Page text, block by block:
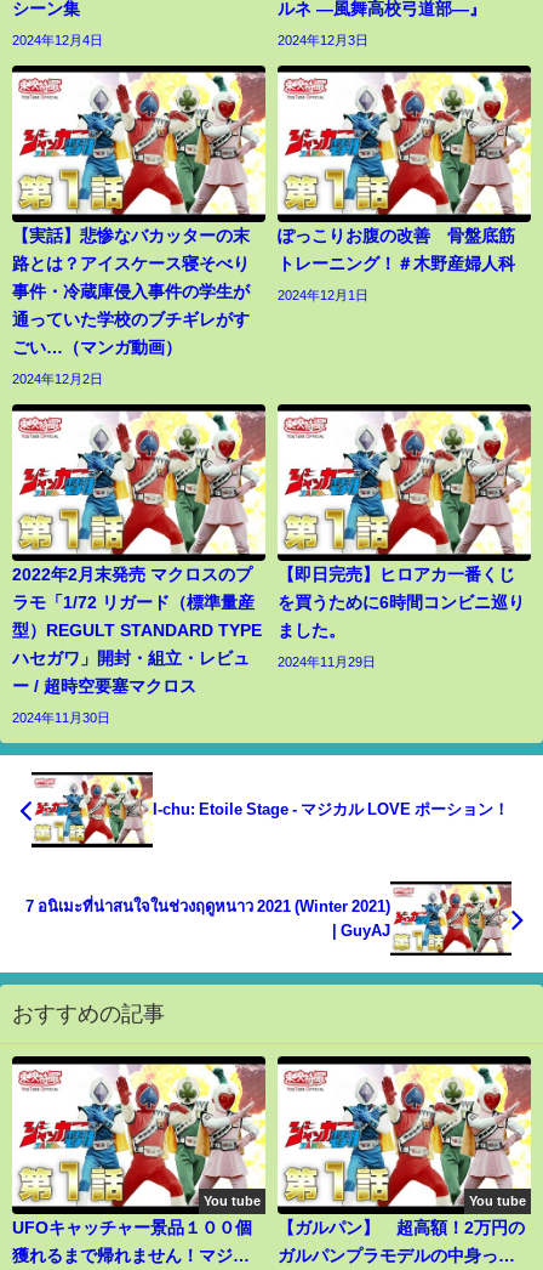
シーン集
2024年12月4日
ルネ ―風舞高校弓道部―』
2024年12月3日
【実話】悲惨なバカッターの末
路とは？アイスケース寝そべり
事件・冷蔵庫侵入事件の学生が
通っていた学校のブチギレがす
ごい…（マンガ動画）
2024年12月2日
ぽっこりお腹の改善 骨盤底筋
トレーニング！＃木野産婦人科
2024年12月1日
2022年2月末発売 マクロスのプ
ラモ「1/72 リガード（標準量産
型）REGULT STANDARD TYPE
ハセガワ」開封・組立・レビュ
ー / 超時空要塞マクロス
2024年11月30日
【即日完売】ヒロアカ一番くじ
を買うために6時間コンビニ巡り
ました。
2024年11月29日
I-chu: Etoile Stage - マジカル LOVE ポーション！
7 อนิเมะที่น่าสนใจในช่วงฤดูหนาว 2021 (Winter 2021)
| GuyAJ
おすすめの記事
You tube
UFOキャッチャー景品１００個
獲れるまで帰れません！マジで
You tube
【ガルパン】 超高額！2万円の
ガルパンプラモデルの中身って